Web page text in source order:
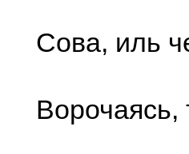
Сова, иль
Ворочаясь,